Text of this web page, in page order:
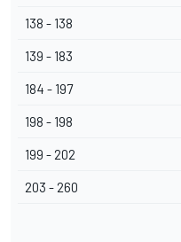
138 - 138
139 - 183
184 - 197
198 - 198
199 - 202
203 - 260